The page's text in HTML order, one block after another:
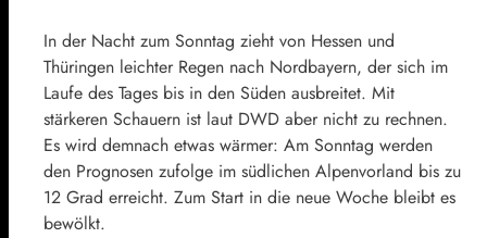
In der Nacht zum Sonntag zieht von Hessen und
Thüringen leichter Regen nach Nordbayern, der sich im
Laufe des Tages bis in den Süden ausbreitet. Mit
stärkeren Schauern ist laut DWD aber nicht zu rechnen.
Es wird demnach etwas wärmer: Am Sonntag werden
den Prognosen zufolge im südlichen Alpenvorland bis zu
12 Grad erreicht. Zum Start in die neue Woche bleibt es
bewölkt.